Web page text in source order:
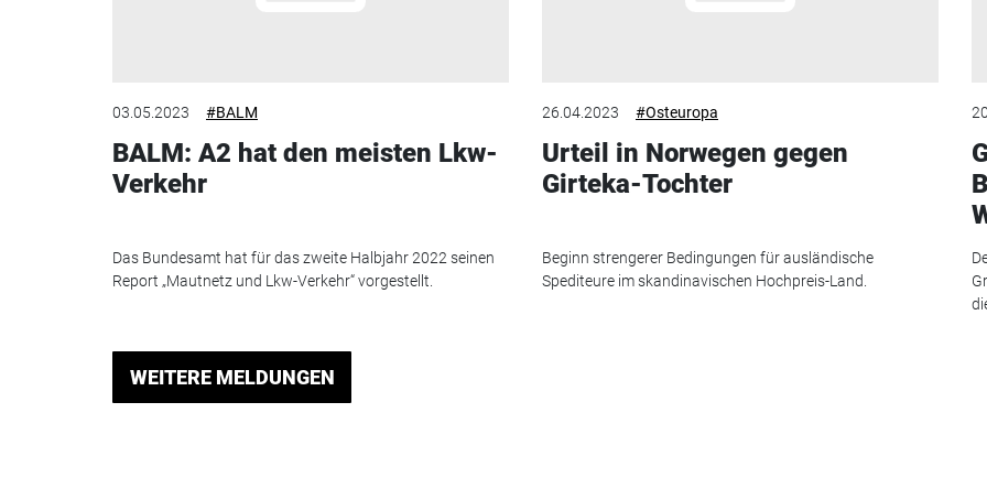
03.05.2023 #BALM
BALM: A2 hat den meisten Lkw-
Verkehr
Das Bundesamt hat für das zweite Halbjahr 2022 seinen
Report „Mautnetz und Lkw-Verkehr“ vorgestellt.
26.04.2023 #Osteuropa
Urteil in Norwegen gegen
Girteka-Tochter
Beginn strengerer Bedingungen für ausländische
Spediteure im skandinavischen Hochpreis-Land.
WEITERE MELDUNGEN